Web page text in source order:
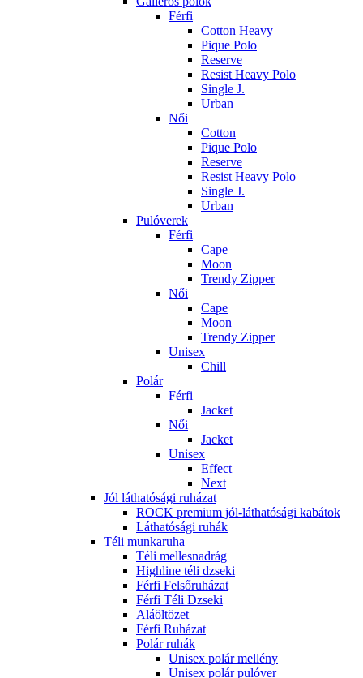
Férfi
Cotton Heavy
Pique Polo
Reserve
Resist Heavy Polo
Single J.
Urban
Női
Cotton
Pique Polo
Reserve
Resist Heavy Polo
Single J.
Urban
Pulóverek
Férfi
Cape
Moon
Trendy Zipper
Női
Cape
Moon
Trendy Zipper
Unisex
Chill
Polár
Férfi
Jacket
Női
Jacket
Unisex
Effect
Next
Jól láthatósági ruházat
ROCK premium jól-láthatósági kabátok
Láthatósági ruhák
Téli munkaruha
Téli mellesnadrág
Highline téli dzseki
Férfi Felsőruházat
Férfi Téli Dzseki
Aláöltözet
Férfi Ruházat
Polár ruhák
Unisex polár mellény
Unisex polár pulóver